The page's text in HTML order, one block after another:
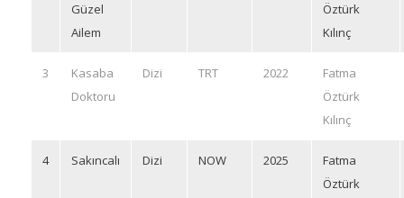
Güzel
Ailem
Öztürk
Kılınç
3
Kasaba
Doktoru
Dizi TRT 2022
Fatma
Öztürk
Kılınç
4 Sakıncalı Dizi NOW 2025
Fatma
Öztürk